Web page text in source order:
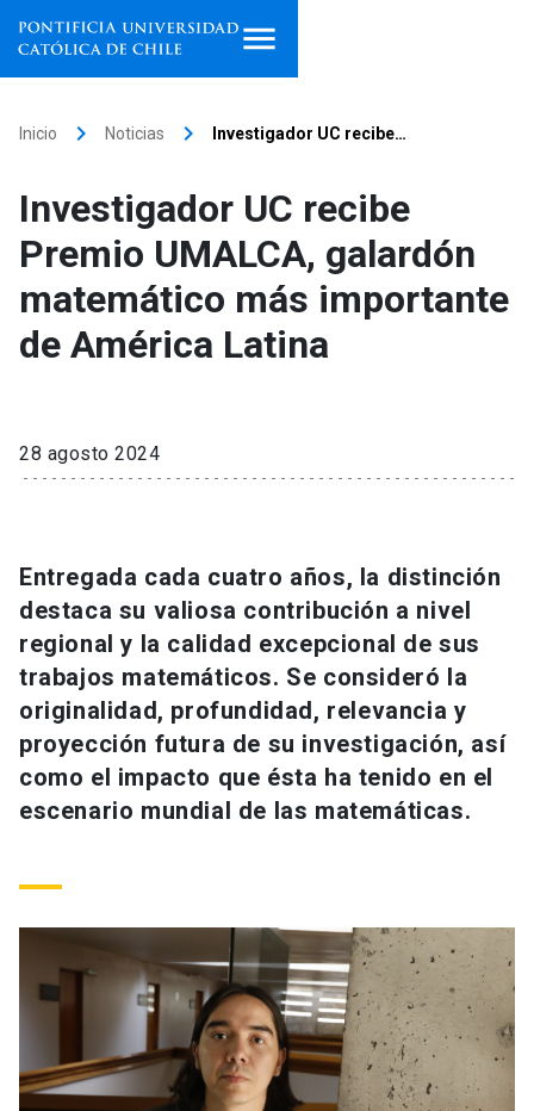
Facultades, escuelas e
institutos
Investigación
Información para keyboard_arrow_down
Futuros estudiantes
Estudiantes
Académicos
Padres y familia
launch
Go to english site launch
ACCESOS DIRECTOS
Admisión launch
Correo UC
Medios Biblioteca launch
launch
Inicio keyboard_arrow_right Noticias keyboard_arrow_right Investigador UC recibe…
Investigador UC recibe
Premio UMALCA, galardón
matemático más importante
de América Latina
28 agosto 2024
Entregada cada cuatro años, la distinción
destaca su valiosa contribución a nivel
regional y la calidad excepcional de sus
trabajos matemáticos. Se consideró la
originalidad, profundidad, relevancia y
proyección futura de su investigación, así
como el impacto que ésta ha tenido en el
escenario mundial de las matemáticas.